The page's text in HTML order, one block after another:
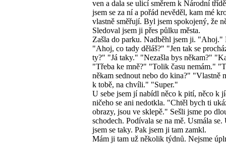
ven a dala se ulicí směrem k Národní
jsem se za ní a pořád nevěděl, kam mé
vlastně směřují. Byl jsem spokojený, že
Sledoval jsem ji přes půlku města.
Zašla do parku. Nadběhl jsem ji. "Ahoj."
"Ahoj, co tady děláš?" "Jen tak se
ty?" "Já taky." "Nezašla bys někam?"
"Třeba ke mně?" "Tolik času nemám."
někam sednout nebo do kina?" "Vlastně
k tobě, na chvíli." "Super."
U sebe jsem jí nabídl něco k pití, něco k
ničeho se ani nedotkla. "Chtěl bych ti
obrazy, jsou ve sklepě." Sešli jsme po
schodech. Podívala se na mě. Usmála se.
jsem se taky. Pak jsem ji tam zamkl.
Mám ji tam už několik týdnů. Nejsme